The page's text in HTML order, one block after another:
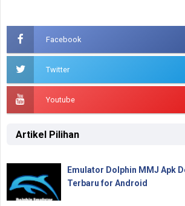
Facebook
Twitter
Youtube
Artikel Pilihan
Emulator Dolphin MMJ Apk
Terbaru for Android